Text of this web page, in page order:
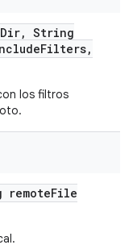
Dir, String
Filters,
los filtros
remoteFile